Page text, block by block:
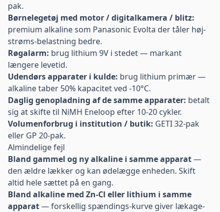
pak.
Børnelegetøj med motor / digitalkamera / blitz:
premium alkaline som Panasonic Evolta der tåler høj-
strøms-belastning bedre.
Røgalarm: brug lithium 9V i stedet — markant
længere levetid.
Udendørs apparater i kulde: brug lithium primær—
alkaline taber 50% kapacitet ved -10°C.
Daglig genopladning af de samme apparater: betalt
sig at skifte til NiMH Eneloop efter 10-20 cykler.
Volumenforbrug i institution / butik: GETI 32-pak
eller GP 20-pak.
Almindelige fejl
Bland gammel og ny alkaline i samme apparat—
den ældre lækker og kan ødelægge enheden. Skift
altid hele sættet på en gang.
Bland alkaline med Zn-Cl eller lithium i samme
apparat— forskellig spændings-kurve giver lækage-